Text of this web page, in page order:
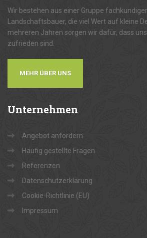
Wir bestehen aus einer Gruppe
Landschaftsbauer, die viel Wert auf kleine
mehreren Jahren sorgen wir dafür, dass
zufrieden sind.
MEHR ÜBER UNS
Unternehmen
Angebot anfordern
Häufig gestellte Fragen
Referenzen
Datenschutzerklärung
Cookie-Richtlinie (EU)
Impressum